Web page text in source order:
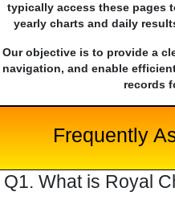
typically access these pages
yearly charts and daily
Our objective is to provide a
navigation, and enable
records
Frequently
Q1. What is Royal